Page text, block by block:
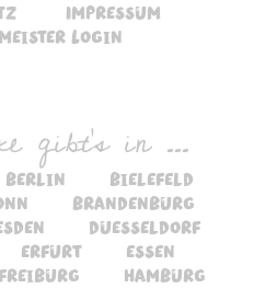
Impressum
Login
gibt's in ...
berlin
bielefeld
brandenburg
duesseldorf
erfurt
essen
freiburg
hamburg